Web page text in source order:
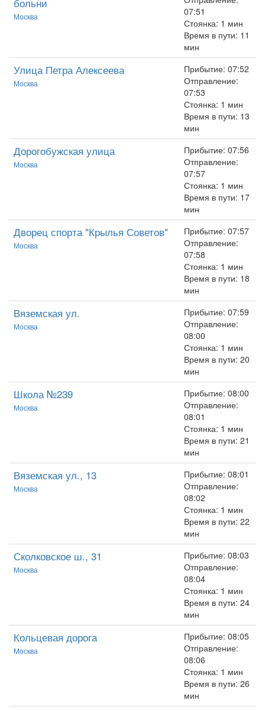
Москва
07:51
Стоянка: 1 мин
Время в пути: 11
мин
Улица Петра Алексеева
Москва
Прибытие: 07:52
Отправление:
07:53
Стоянка: 1 мин
Время в пути: 13
мин
Дорогобужская улица
Москва
Прибытие: 07:56
Отправление:
07:57
Стоянка: 1 мин
Время в пути: 17
мин
Дворец спорта "Крылья Советов"
Москва
Прибытие: 07:57
Отправление:
07:58
Стоянка: 1 мин
Время в пути: 18
мин
Вяземская ул.
Москва
Прибытие: 07:59
Отправление:
08:00
Стоянка: 1 мин
Время в пути: 20
мин
Школа №239
Москва
Прибытие: 08:00
Отправление:
08:01
Стоянка: 1 мин
Время в пути: 21
мин
Вяземская ул., 13
Москва
Прибытие: 08:01
Отправление:
08:02
Стоянка: 1 мин
Время в пути: 22
мин
Сколковское ш., 31
Москва
Прибытие: 08:03
Отправление:
08:04
Стоянка: 1 мин
Время в пути: 24
мин
Кольцевая дорога
Москва
Прибытие: 08:05
Отправление:
08:06
Стоянка: 1 мин
Время в пути: 26
мин